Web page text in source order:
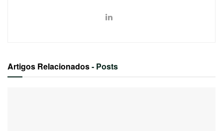
Artigos Relacionados- Posts